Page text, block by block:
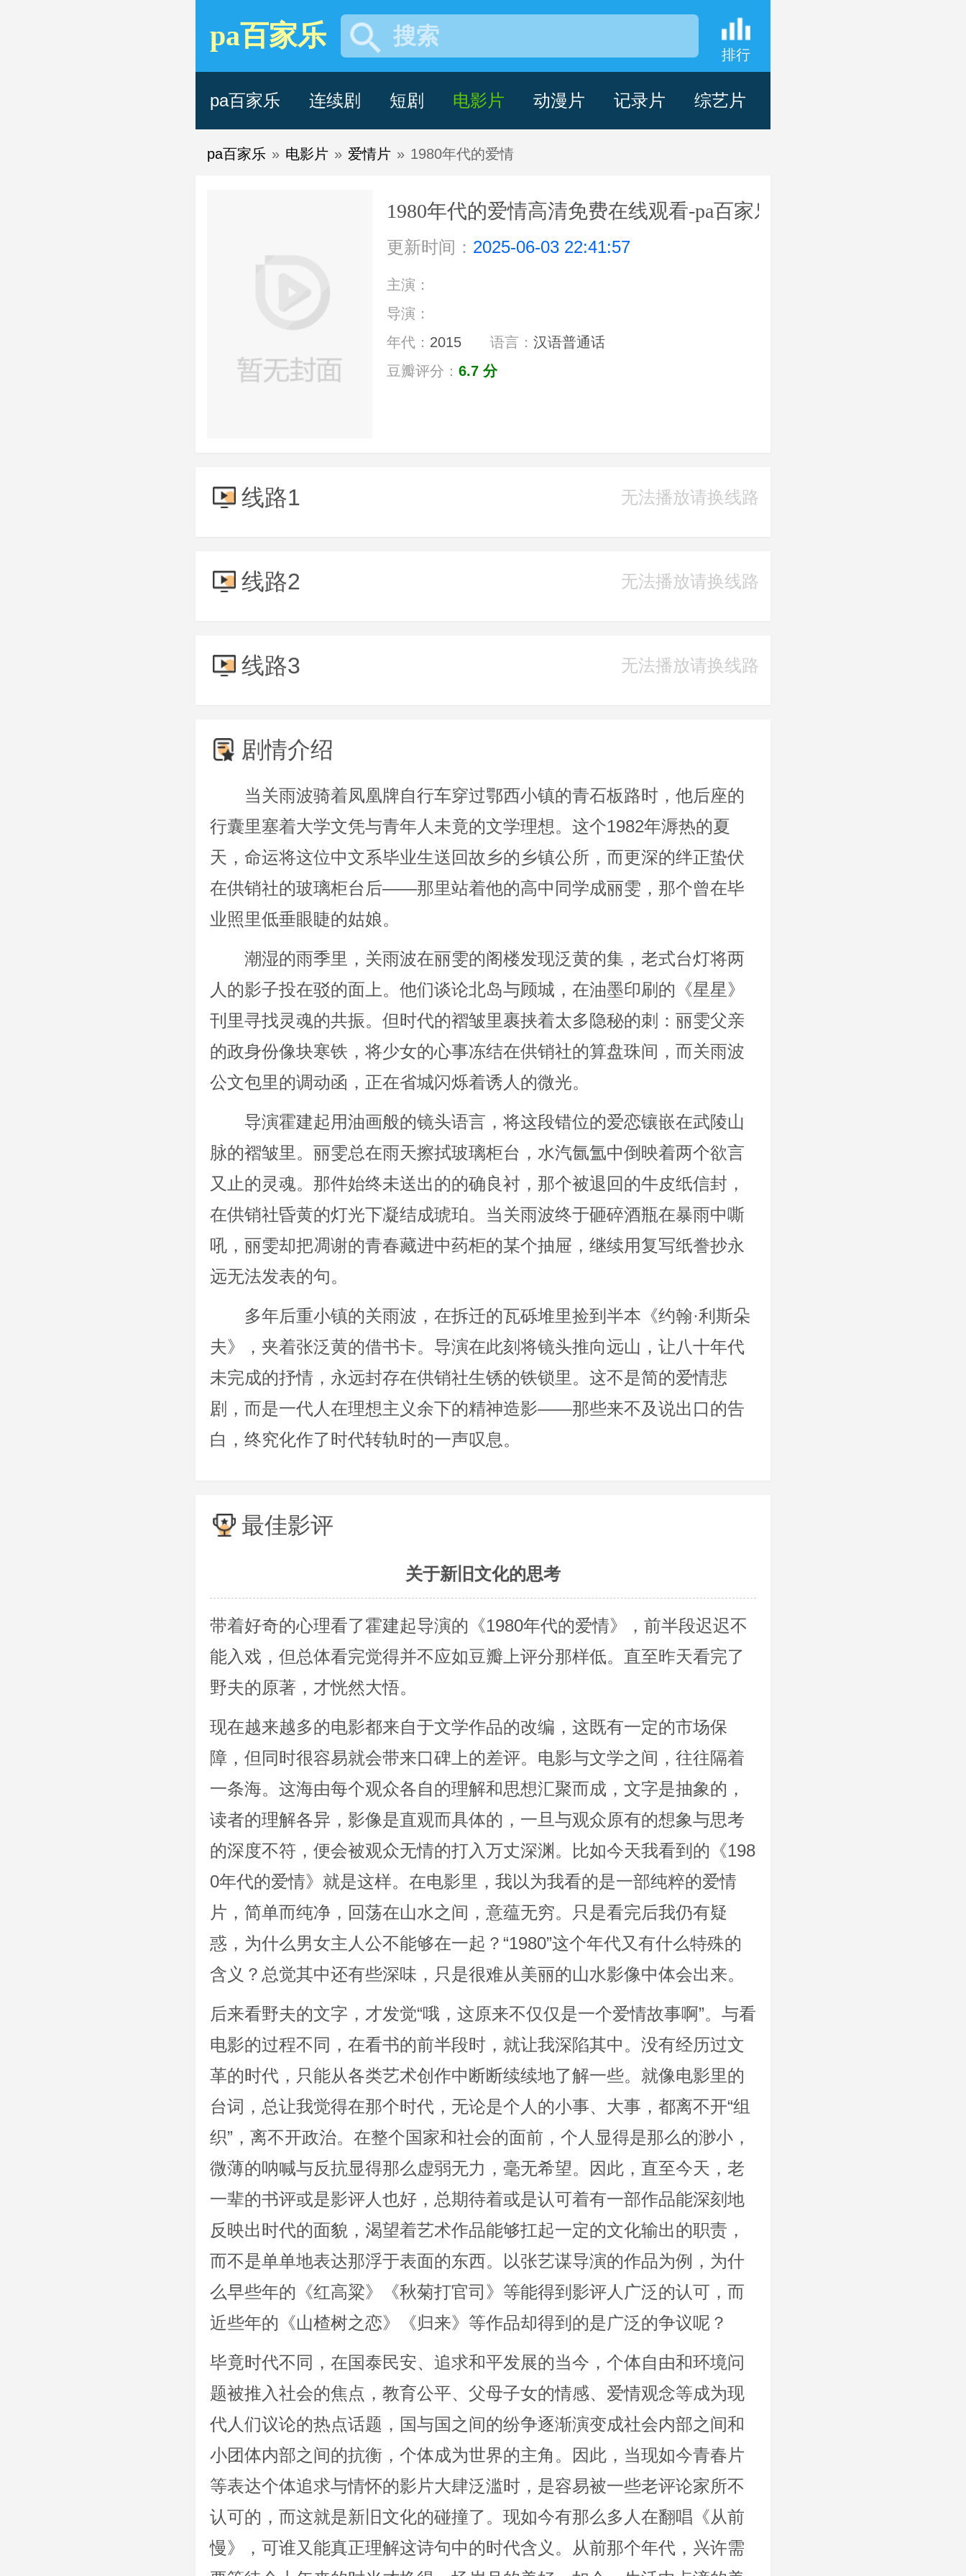
pa百家乐 搜索
排行
pa百家乐 连续剧 短剧 电影片 动漫片 记录片 综艺片
pa百家乐 » 电影片 » 爱情片 » 1980年代的爱情
1980年代的爱情高清免费在线观看-pa百家乐
更新时间： 2025-06-03 22:41:57
主演：
导演：
年代： 2015 语言：汉语普通话
豆瓣评分：6.7 分
线路1 无法播放请换线路
线路2 无法播放请换线路
线路3 无法播放请换线路
剧情介绍
当关雨波骑着凤凰牌自行车穿过鄂西小镇的青石板路时，他后座的
行囊里塞着大学文凭与青年人未竟的文学理想。这个1982年溽热的夏
天，命运将这位中文系毕业生送回故乡的乡镇公所，而更深的绊正蛰伏
在供销社的玻璃柜台后——那里站着他的高中同学成丽雯，那个曾在毕
业照里低垂眼睫的姑娘。
潮湿的雨季里，关雨波在丽雯的阁楼发现泛黄的集，老式台灯将两
人的影子投在驳的面上。他们谈论北岛与顾城，在油墨印刷的《星星》
刊里寻找灵魂的共振。但时代的褶皱里裹挟着太多隐秘的刺：丽雯父亲
的政身份像块寒铁，将少女的心事冻结在供销社的算盘珠间，而关雨波
公文包里的调动函，正在省城闪烁着诱人的微光。
导演霍建起用油画般的镜头语言，将这段错位的爱恋镶嵌在武陵山
脉的褶皱里。丽雯总在雨天擦拭玻璃柜台，水汽氤氲中倒映着两个欲言
又止的灵魂。那件始终未送出的的确良衬，那个被退回的牛皮纸信封，
在供销社昏黄的灯光下凝结成琥珀。当关雨波终于砸碎酒瓶在暴雨中嘶
吼，丽雯却把凋谢的青春藏进中药柜的某个抽屉，继续用复写纸誊抄永
远无法发表的句。
多年后重小镇的关雨波，在拆迁的瓦砾堆里捡到半本《约翰·利斯朵
夫》，夹着张泛黄的借书卡。导演在此刻将镜头推向远山，让八十年代
未完成的抒情，永远封存在供销社生锈的铁锁里。这不是简的爱情悲
剧，而是一代人在理想主义余下的精神造影——那些来不及说出口的告
白，终究化作了时代转轨时的一声叹息。
最佳影评
关于新旧文化的思考
带着好奇的心理看了霍建起导演的《1980年代的爱情》，前半段迟迟不
能入戏，但总体看完觉得并不应如豆瓣上评分那样低。直至昨天看完了
野夫的原著，才恍然大悟。
现在越来越多的电影都来自于文学作品的改编，这既有一定的市场保
障，但同时很容易就会带来口碑上的差评。电影与文学之间，往往隔着
一条海。这海由每个观众各自的理解和思想汇聚而成，文字是抽象的，
读者的理解各异，影像是直观而具体的，一旦与观众原有的想象与思考
的深度不符，便会被观众无情的打入万丈深渊。比如今天我看到的《198
0年代的爱情》就是这样。在电影里，我以为我看的是一部纯粹的爱情
片，简单而纯净，回荡在山水之间，意蕴无穷。只是看完后我仍有疑
惑，为什么男女主人公不能够在一起？“1980”这个年代又有什么特殊的
含义？总觉其中还有些深味，只是很难从美丽的山水影像中体会出来。
后来看野夫的文字，才发觉“哦，这原来不仅仅是一个爱情故事啊”。与看
电影的过程不同，在看书的前半段时，就让我深陷其中。没有经历过文
革的时代，只能从各类艺术创作中断断续续地了解一些。就像电影里的
台词，总让我觉得在那个时代，无论是个人的小事、大事，都离不开“组
织”，离不开政治。在整个国家和社会的面前，个人显得是那么的渺小，
微薄的呐喊与反抗显得那么虚弱无力，毫无希望。因此，直至今天，老
一辈的书评或是影评人也好，总期待着或是认可着有一部作品能深刻地
反映出时代的面貌，渴望着艺术作品能够扛起一定的文化输出的职责，
而不是单单地表达那浮于表面的东西。以张艺谋导演的作品为例，为什
么早些年的《红高粱》《秋菊打官司》等能得到影评人广泛的认可，而
近些年的《山楂树之恋》《归来》等作品却得到的是广泛的争议呢？
毕竟时代不同，在国泰民安、追求和平发展的当今，个体自由和环境问
题被推入社会的焦点，教育公平、父母子女的情感、爱情观念等成为现
代人们议论的热点话题，国与国之间的纷争逐渐演变成社会内部之间和
小团体内部之间的抗衡，个体成为世界的主角。因此，当现如今青春片
等表达个体追求与情怀的影片大肆泛滥时，是容易被一些老评论家所不
认可的，而这就是新旧文化的碰撞了。现如今有那么多人在翻唱《从前
慢》，可谁又能真正理解这诗句中的时代含义。从前那个年代，兴许需